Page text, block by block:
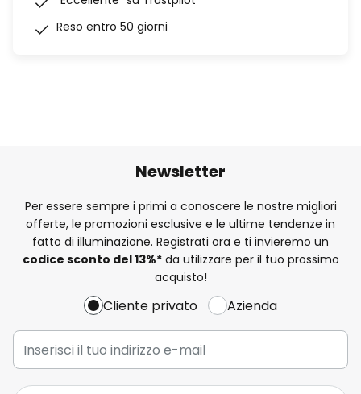
Reso entro 50 giorni
Newsletter
Per essere sempre i primi a conoscere le nostre migliori
offerte, le promozioni esclusive e le ultime tendenze in
fatto di illuminazione. Registrati ora e ti invieremo un
codice sconto del13%*da utilizzare per il tuo prossimo
acquisto!
Cliente privato Azienda